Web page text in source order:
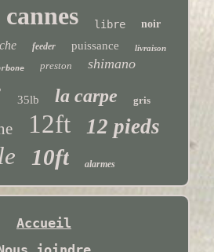
cannes libre noir
feeder puissance livraison
preston shimano
35lb la carpe gris
12ft 12 pieds
10ft alarmes
Accueil